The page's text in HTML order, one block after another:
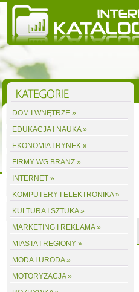
DOM I WNĘTRZE »
EDUKACJA I NAUKA »
EKONOMIA I RYNEK »
FIRMY WG BRANŻ »
INTERNET »
KOMPUTERY I ELEKTRONIKA »
KULTURA I SZTUKA »
MARKETING I REKLAMA »
MIASTA I REGIONY »
MODA I URODA »
MOTORYZACJA »